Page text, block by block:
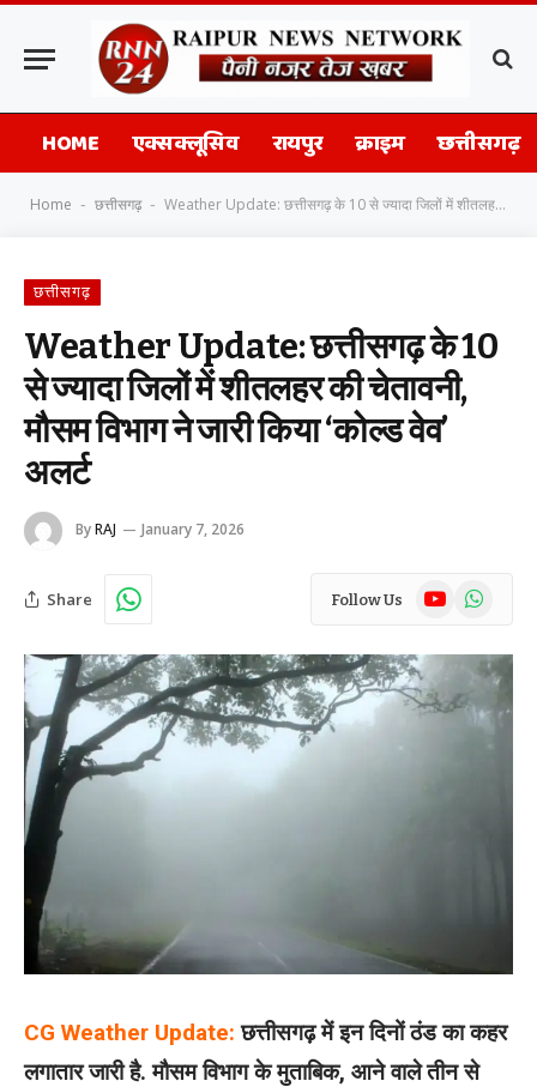
HOME एक्सक्लूसिव रायपुर क्राइम छत्तीसगढ़
Home - छत्तीसगढ़ - Weather Update: छत्तीसगढ़ के 10 से ज्यादा जिलों में शीतलहर की चेतावनी, मौसम विभाग ने जारी किया ‘कोल्ड वेव’ अलर्ट
छत्तीसगढ़
Weather Update: छत्तीसगढ़ के 10
से ज्यादा जिलों में शीतलहर की चेतावनी,
मौसम विभाग ने जारी किया ‘कोल्ड वेव’
अलर्ट
ByRAJ January 7, 2026
Share Follow Us YouTubeWhatsApp
CG Weather Update: छत्तीसगढ़ में इन दिनों ठंड का कहर
लगातार जारी है. मौसम विभाग के मुताबिक, आने वाले तीन से